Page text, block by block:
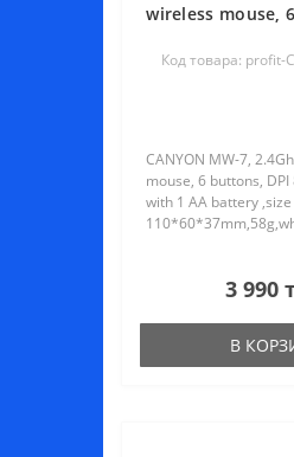
wireless mouse,
battery
Код товара: profit-
CANYON MW-7,
mouse, 6 buttons,
with 1 AA battery ,size
3 990
В